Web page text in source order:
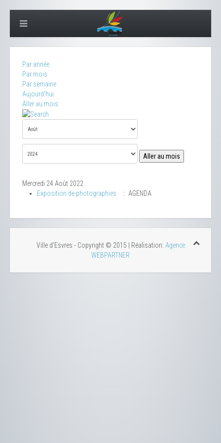
Par année
Par mois
Par semaine
Aujourd'hui
Aller au mois
Aller au mois
Mercredi 24 Août 2022
Exposition de photographies
:: AGENDA
Ville d'Esvres - Copyright © 2015 | Réalisation: Agence
WEBPARTNER